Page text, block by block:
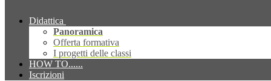
Didattica
Panoramica
Offerta formativa
I progetti delle classi
HOW TO......
Iscrizioni